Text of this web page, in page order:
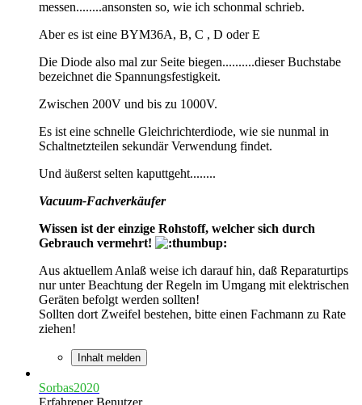
messen........ansonsten so, wie ich schonmal schrieb.
Aber es ist eine BYM36A, B, C , D oder E
Die Diode also mal zur Seite biegen..........dieser Buchstabe
bezeichnet die Spannungsfestigkeit.
Zwischen 200V und bis zu 1000V.
Es ist eine schnelle Gleichrichterdiode, wie sie nunmal in
Schaltnetzteilen sekundär Verwendung findet.
Und äußerst selten kaputtgeht........
Vacuum-Fachverkäufer
Wissen ist der einzige Rohstoff, welcher sich durch
Gebrauch vermehrt!
Aus aktuellem Anlaß weise ich darauf hin, daß Reparaturtips
nur unter Beachtung der Regeln im Umgang mit elektrischen
Geräten befolgt werden sollten!
Sollten dort Zweifel bestehen, bitte einen Fachmann zu Rate
ziehen!
Inhalt melden
Sorbas2020
Erfahrener Benutzer